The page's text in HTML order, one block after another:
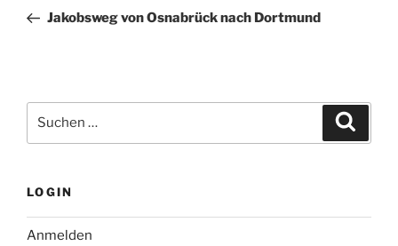
Beitrag
Jakobsweg von Osnabrück nach Dortmund
nach:
LOGIN
Anmelden